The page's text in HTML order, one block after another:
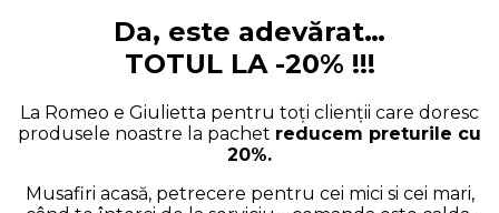
Da, este adevărat…
TOTUL LA -20% !!!
La Romeo e Giulietta pentru toți clienții care doresc
produsele noastre la pachet reducem preturile cu
20%.
Musafiri acasă, petrecere pentru cei mici si cei mari,